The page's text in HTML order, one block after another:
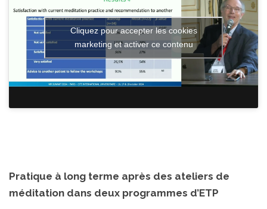
Cliquez pour accepter les cookies
marketing et activer ce contenu
Pratique à long terme après des ateliers de
méditation dans deux programmes d’ETP